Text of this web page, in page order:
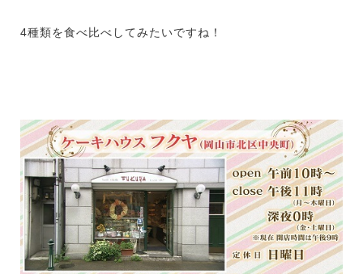
4種類を食べ比べしてみたいですね！